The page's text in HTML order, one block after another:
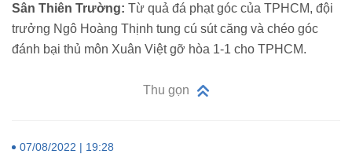
Sân Thiên Trường: Từ quả đá phạt góc của TPHCM, đội
trưởng Ngô Hoàng Thịnh tung cú sút căng và chéo góc
đánh bại thủ môn Xuân Việt gỡ hòa 1-1 cho TPHCM.
Thu gọn
07/08/2022 | 19:28